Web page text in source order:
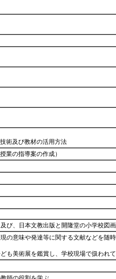
及び教材の活用方法
の指導案の作成）
び、日本文教出版と開隆堂の小学校図
の意味や発達等に関する文献などを随時
美術展を鑑賞し、学校現場で扱われ